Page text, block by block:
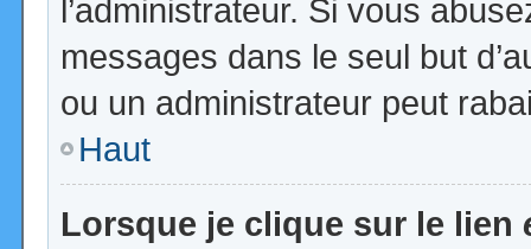
l’administrateur. Si vous
messages dans le seul but
ou un administrateur peut
Haut
Lorsque je clique sur le lien